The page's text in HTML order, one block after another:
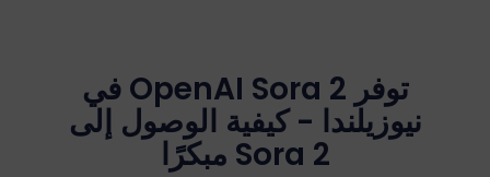
توفر OpenAI Sora 2 في
نيوزيلندا - كيفية الوصول إلى
Sora 2 مبكرًا